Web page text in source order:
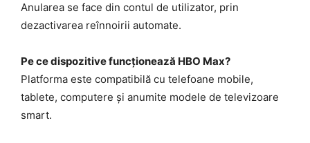
Anularea se face din contul de utilizator, prin
dezactivarea reînnoirii automate.
Pe ce dispozitive funcționează HBO Max?
Platforma este compatibilă cu telefoane mobile,
tablete, computere și anumite modele de televizoare
smart.